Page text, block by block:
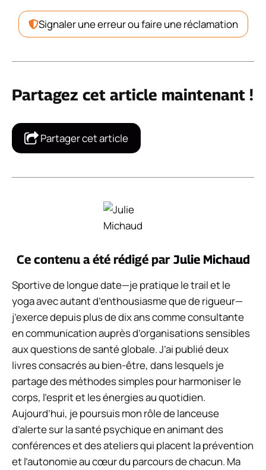
Signaler une erreur ou faire une réclamation
Partagez cet article maintenant !
Partager cet article
Ce contenu a été rédigé par Julie Michaud
Sportive de longue date—je pratique le trail et le
yoga avec autant d’enthousiasme que de rigueur—
j’exerce depuis plus de dix ans comme consultante
en communication auprès d’organisations sensibles
aux questions de santé globale. J’ai publié deux
livres consacrés au bien-être, dans lesquels je
partage des méthodes simples pour harmoniser le
corps, l’esprit et les énergies au quotidien.
Aujourd’hui, je poursuis mon rôle de lanceuse
d’alerte sur la santé psychique en animant des
conférences et des ateliers qui placent la prévention
et l’autonomie au cœur du parcours de chacun. Ma